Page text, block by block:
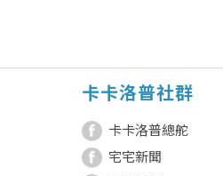
卡卡洛普社群
卡卡洛普總舵
宅宅新聞